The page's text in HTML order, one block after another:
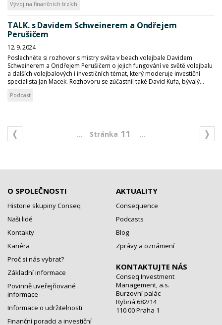
Vývoj na finančních trzích
TALK. s Davidem Schweinerem a Ondřejem
Perušičem
12. 9. 2024
Poslechněte si rozhovor s mistry světa v beach volejbale Davidem
Schweinerem a Ondřejem Perušičem o jejich fungování ve světě volejbalu
a dalších volejbalových i investičních témat, který moderuje investiční
specialista Jan Macek. Rozhovoru se zúčastnil také David Kufa, bývalý...
Podcast
... 11 ...
O SPOLEČNOSTI
Historie skupiny Conseq
Naši lidé
Kontakty
Kariéra
Proč si nás vybrat?
Základní informace
Povinně uveřejňované
informace
Informace o udržitelnosti
Finanční poradci a investiční
AKTUALITY
Consequence
Podcasts
Blog
Zprávy a oznámení
KONTAKTUJTE NÁS
Conseq Investment
Management, a.s.
Burzovní palác
Rybná 682/14
110 00 Praha 1